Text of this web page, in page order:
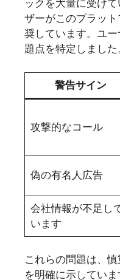
ックを大量に受け
ザーがこのプラッ
奨しています。ユ
題点を特定しました
警告サイン
攻撃的なコール
偽の有名人広告
会社情報が不足し
います
これらの問題は、
を明確に示していま